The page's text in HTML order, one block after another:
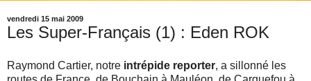
vendredi 15 mai 2009
Les Super-Français (1) : Eden ROK
Raymond Cartier, notre intrépide reporter, a sillonné les